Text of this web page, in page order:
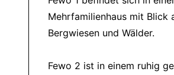
Mehrfamilienhaus mit Blick
Bergwiesen und Wälder.
Fewo 2 ist in einem ruhig